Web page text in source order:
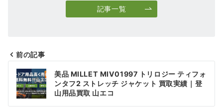
記事一覧
投
稿
ナ
前の記事
美品 MILLET MIV01997 トリロジー ティフォ
ンタフ2 ストレッチ ジャケット 買取実績｜登
山用品買取 山エコ